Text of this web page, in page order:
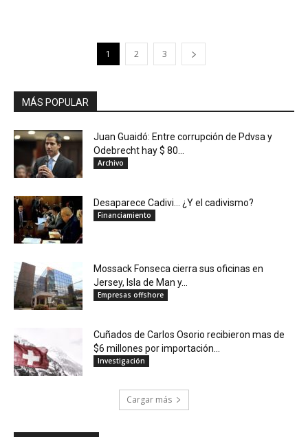
1 2 3
MÁS POPULAR
Juan Guaidó: Entre corrupción de Pdvsa y
Odebrecht hay $ 80...
Archivo
Desaparece Cadivi… ¿Y el cadivismo?
Financiamiento
Mossack Fonseca cierra sus oficinas en
Jersey, Isla de Man y...
Empresas offshore
Cuñados de Carlos Osorio recibieron mas de
$6 millones por importación...
Investigación
Cargar más